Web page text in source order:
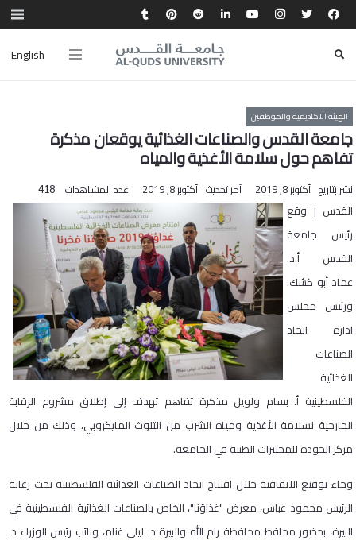
English
الهيئة الاكاديمية والموظفين
جامعة القدس والصناعات الغذائية يوقعان مذكرة
تفاهم حول سلامة الأغذية والمياه
نشر بتاريخ أكتوبر 8, 2019 آخر تحديث أكتوبر 8, 2019 عدد المشاهدات: 418
القدس | وقع
رئيس جامعة
القدس أ.د.
عماد أبو كشك،
ورئيس مجلس
ادارة اتحاد
الصناعات
الغذائية
الفلسطينية أ. بسام ولويل مذكرة تفاهم تهدف إلى إطلاق مشروع الرقابة
الخارجية لسلامة الأغذية ومياه الشرب من التلوث المايكروبي، وذلك من خلال
مركز الجودة للمختبرات الطبية في الجامعة.
وجاء توقيع الاتفاقية خلال افتتاح اتحاد الصناعات الغذائية الفلسطينية تحت رعاية
الرئيس محمود عباس، معرض "غذاؤنا"، الخاص بالصناعات الغذائية الفلسطينية في
البيرة، بحضور محافظ محافظة رام الله والبيرة د. ليلى غنام، ونائب رئيس الوزراء د.